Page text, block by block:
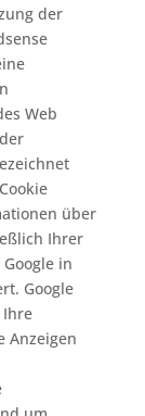
der
Web
über
Ihrer
in
Google
Anzeigen